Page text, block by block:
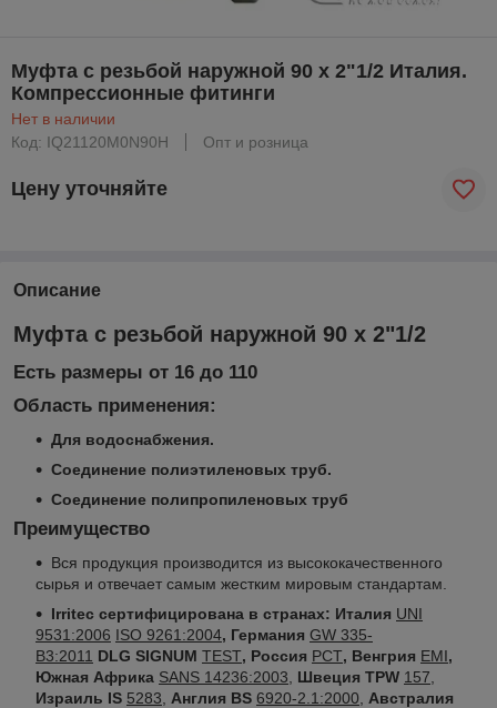
Муфта с резьбой наружной 90 х 2"1/2 Италия.
Компрессионные фитинги
Нет в наличии
Код: IQ21120M0N90H
Опт и розница
Цену уточняйте
Описание
Муфта с резьбой наружной 90 х 2"1/2
Есть размеры от 16 до 110
Область применения:
Для водоснабжения.
Соединение полиэтиленовых труб.
Соединение полипропиленовых труб
Преимущество
Вся продукция производится из высококачественного
сырья и отвечает самым жестким мировым стандартам.
Irritec сертифицирована в странах: Италия UNI
9531:2006 ISO 9261:2004, Германия GW 335-
B3:2011 DLG SIGNUM TEST, Россия РСТ, Венгрия EMI,
Южная Африка SANS 14236:2003 Швеция TPW 157
Израиль IS 5283 Англия BS 6920-2.1:2000
Австралия